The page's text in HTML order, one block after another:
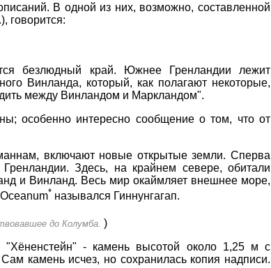
В одной из них, возможно, составленной
говорится:
безлюдный край. Южнее Гренландии лежит
Винланда, который, как полагают некоторые,
между Винландом и Маркландом".
особенно интересно сообщение о том, что от
включают новые открытые земли. Сперва
Здесь, на крайнем севере, обитали
и Винланд. Весь мир окаймляет внешнее море,
* назывался Гиннунгагап.
до Колумба. )
"Хёненстейн" - камень высотой около 1,25 м с
камень исчез, но сохранилась копия надписи.